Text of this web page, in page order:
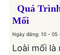
Quá
Mối
Ngày đăng: 10 - 05
Loài mối